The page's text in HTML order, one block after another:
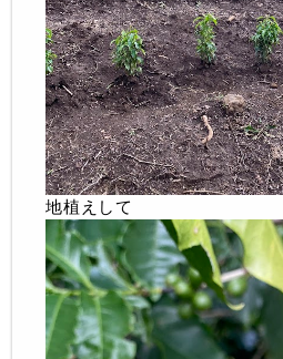
地植えして